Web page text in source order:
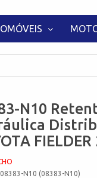
N10
N10 (08383-N10)